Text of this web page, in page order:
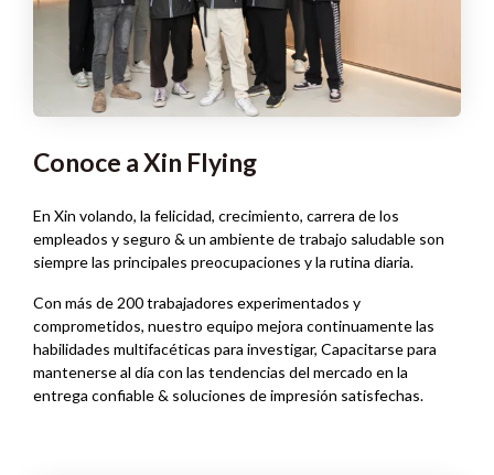
Conoce a Xin Flying
En Xin volando, la felicidad, crecimiento, carrera de los
empleados y seguro & un ambiente de trabajo saludable son
siempre las principales preocupaciones y la rutina diaria.
Con más de 200 trabajadores experimentados y
comprometidos, nuestro equipo mejora continuamente las
habilidades multifacéticas para investigar, Capacitarse para
mantenerse al día con las tendencias del mercado en la
entrega confiable & soluciones de impresión satisfechas.